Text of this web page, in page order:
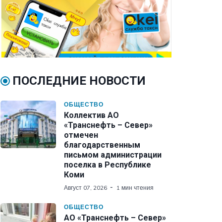
ПОСЛЕДНИЕ НОВОСТИ
ОБЩЕСТВО
Коллектив АО
«Транснефть – Север»
отмечен
благодарственным
письмом администрации
поселка в Республике
Коми
Август 07, 2026 1 мин чтения
ОБЩЕСТВО
АО «Транснефть – Север»